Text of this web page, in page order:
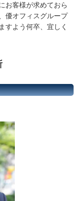
お客様が求めておら
優オフィスグループ
すよう何卒、宜しく